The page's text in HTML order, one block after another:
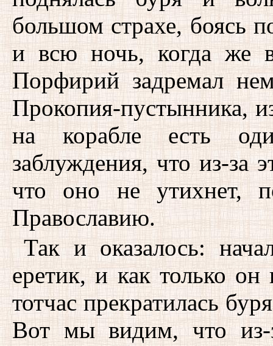
большом страхе, боясь
и всю ночь, когда же
Порфирий задремал
Прокопия-пустынника,
на корабле есть
заблуждения, что из-за
что оно не утихнет,
Православию.
Так и оказалось:
еретик, и как только он
тотчас прекратилась
Вот мы видим, что из-